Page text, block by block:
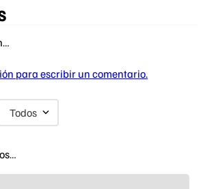
para escribir un comentario.
Todos